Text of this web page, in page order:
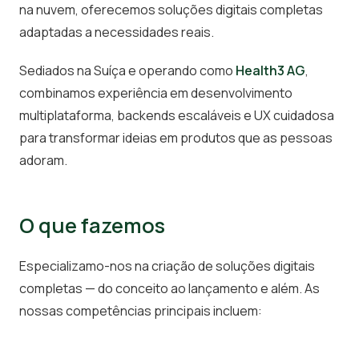
na nuvem, oferecemos soluções digitais completas
adaptadas a necessidades reais.
Sediados na Suíça e operando como Health3 AG,
combinamos experiência em desenvolvimento
multiplataforma, backends escaláveis e UX cuidadosa
para transformar ideias em produtos que as pessoas
adoram.
O que fazemos
Especializamo-nos na criação de soluções digitais
completas — do conceito ao lançamento e além. As
nossas competências principais incluem: